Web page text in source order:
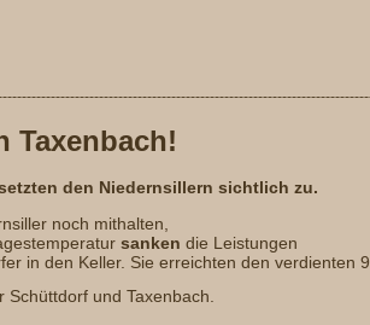
Taxenbach!
den Niedernsillern sichtlich zu.
noch mithalten,
sanken die Leistungen
in den Keller. Sie erreichten den verdienten
Schüttdorf und Taxenbach.